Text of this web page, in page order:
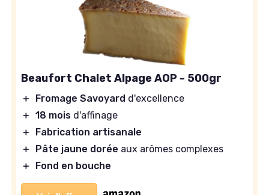
Beaufort Chalet Alpage AOP - 500gr
＋ Fromage Savoyard d'excellence
＋ 18 mois d'affinage
＋
Fabrication artisanale
＋
Pâte jaune dorée aux arômes complexes
＋
Fond en bouche